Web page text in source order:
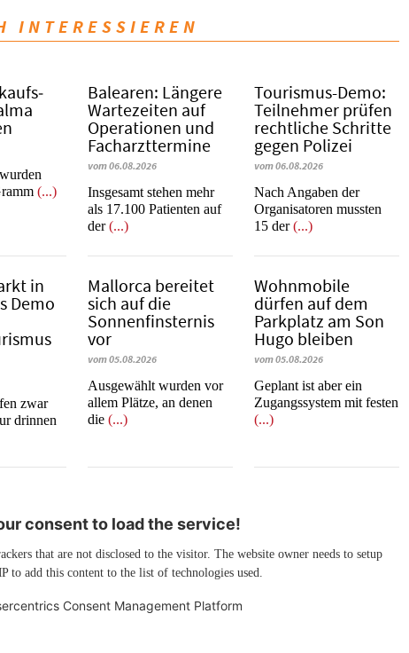
INTERESSIEREN
(...)
Balearen: Längere
Wartezeiten auf
Operationen und
Facharzttermine
vom 06.08.2026
Insgesamt stehen mehr
als 17.100 Patienten auf
der(...)
Tourismus-Demo:
Teilnehmer prüfen
rechtliche Schritte
gegen Polizei
vom 06.08.2026
Nach Angaben der
Organisatoren mussten
15 der(...)
in
Demo
zwar
drinnen
Mallorca bereitet
sich auf die
Sonnenfinsternis
vor
vom 05.08.2026
Ausgewählt wurden vor
allem Plätze, an denen
die(...)
Wohnmobile
dürfen auf dem
Parkplatz am Son
Hugo bleiben
vom 05.08.2026
Geplant ist aber ein
Zugangssystem mit festen
(...)
consent to load the service!
that are not disclosed to the visitor. The website owner needs to setup
to add this content to the list of technologies used.
Consent Management Platform